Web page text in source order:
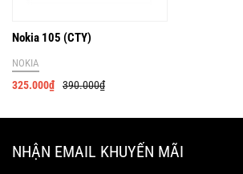
Nokia 105 (CTY)
NOKIA
325.000₫ 390.000₫
NHẬN EMAIL KHUYẾN MÃI